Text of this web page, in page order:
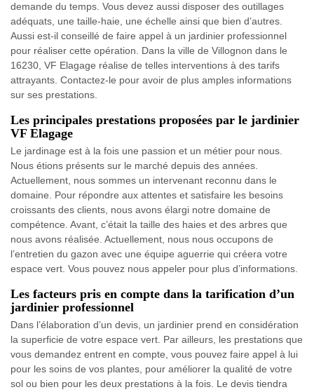
demande du temps. Vous devez aussi disposer des outillages
adéquats, une taille-haie, une échelle ainsi que bien d’autres.
Aussi est-il conseillé de faire appel à un jardinier professionnel
pour réaliser cette opération. Dans la ville de Villognon dans le
16230, VF Elagage réalise de telles interventions à des tarifs
attrayants. Contactez-le pour avoir de plus amples informations
sur ses prestations.
Les principales prestations proposées par le jardinier
VF Elagage
Le jardinage est à la fois une passion et un métier pour nous.
Nous étions présents sur le marché depuis des années.
Actuellement, nous sommes un intervenant reconnu dans le
domaine. Pour répondre aux attentes et satisfaire les besoins
croissants des clients, nous avons élargi notre domaine de
compétence. Avant, c’était la taille des haies et des arbres que
nous avons réalisée. Actuellement, nous nous occupons de
l’entretien du gazon avec une équipe aguerrie qui créera votre
espace vert. Vous pouvez nous appeler pour plus d’informations.
Les facteurs pris en compte dans la tarification d’un
jardinier professionnel
Dans l’élaboration d’un devis, un jardinier prend en considération
la superficie de votre espace vert. Par ailleurs, les prestations que
vous demandez entrent en compte, vous pouvez faire appel à lui
pour les soins de vos plantes, pour améliorer la qualité de votre
sol ou bien pour les deux prestations à la fois. Le devis tiendra